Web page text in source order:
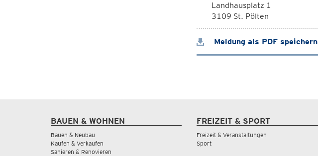
Landhausplatz 1
3109 St. Pölten
Meldung als PDF speichern
BAUEN & WOHNEN
Bauen & Neubau
Kaufen & Verkaufen
Sanieren & Renovieren
FREIZEIT & SPORT
Freizeit & Veranstaltungen
Sport